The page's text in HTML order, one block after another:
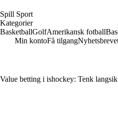
Spill Sport
Kategorier
BasketballGolfAmerikansk fotball
Min kontoFå tilgang
Value betting i ishockey: Tenk